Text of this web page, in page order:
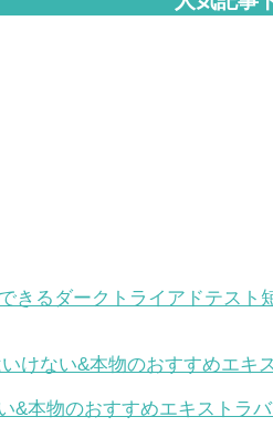
きるダークトライアドテスト
&本物のおすすめエキストラ